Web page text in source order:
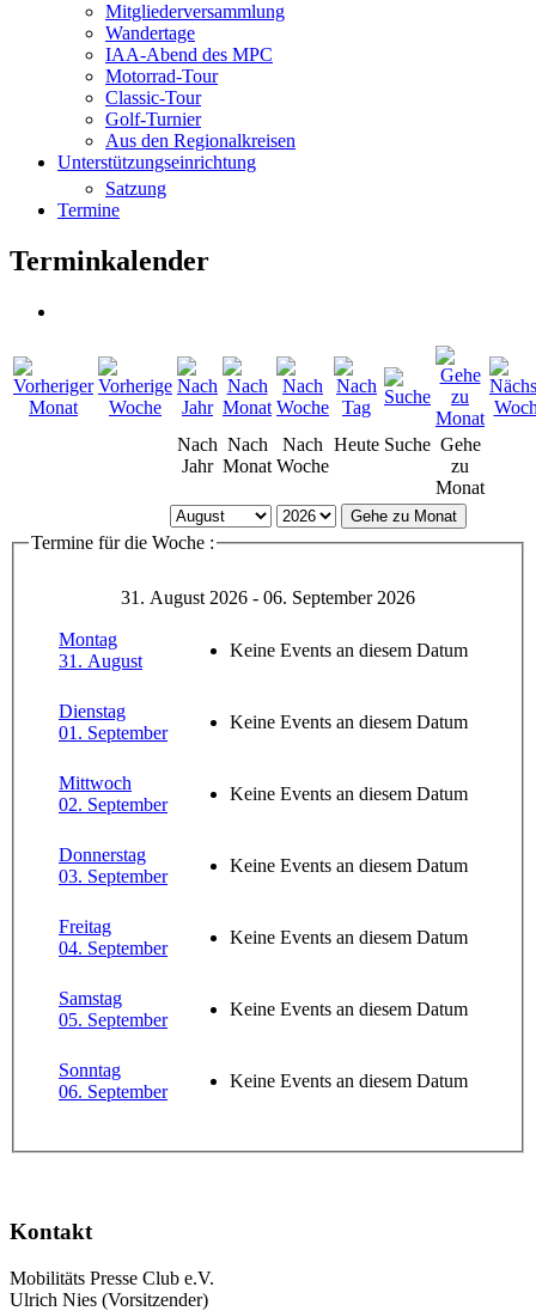
Mitgliederversammlung
Wandertage
IAA-Abend des MPC
Motorrad-Tour
Classic-Tour
Golf-Turnier
Aus den Regionalkreisen
Unterstützungseinrichtung
Satzung
Termine
Terminkalender
Nach
Jahr
Nach
Monat
Nach
Woche
Heute Suche Gehe
zu
Monat
Gehe zu Monat
Termine für die Woche :
31. August 2026 - 06. September 2026
Montag
31. August
Keine Events an diesem Datum
Dienstag
01. September
Keine Events an diesem Datum
Mittwoch
02. September
Keine Events an diesem Datum
Donnerstag
03. September
Keine Events an diesem Datum
Freitag
04. September
Keine Events an diesem Datum
Samstag
05. September
Keine Events an diesem Datum
Sonntag
06. September
Keine Events an diesem Datum
Kontakt
Mobilitäts Presse Club e.V.
Ulrich Nies (Vorsitzender)